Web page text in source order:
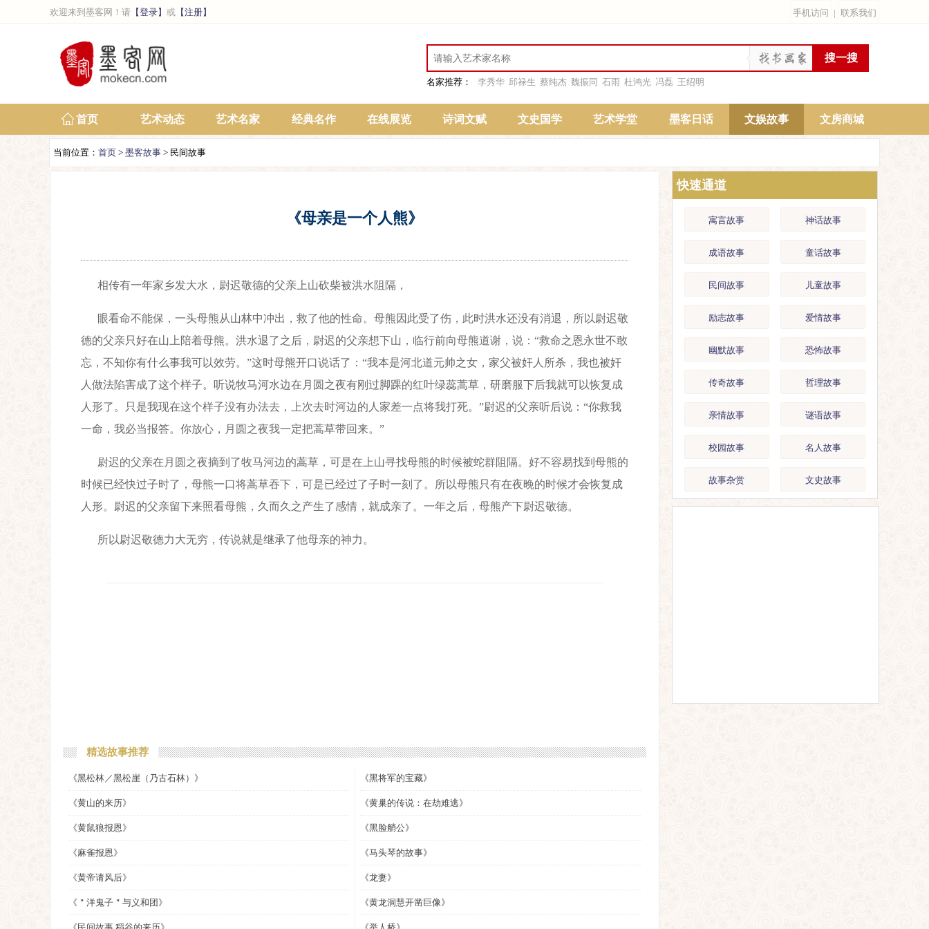
欢迎来到墨客网！请 【登录】 或 【注册】 手机访问 | 联系我们
名家推荐： 李秀华 邱禄生 蔡纯杰 魏振同 石雨 杜鸿光 冯磊 王绍明
首页 艺术动态 艺术名家 经典名作 在线展览 诗词文赋 文史国学 艺术学堂 墨客日话 文娱故事 文房商城
当前位置： 首页 > 墨客故事 > 民间故事
《母亲是一个人熊》
相传有一年家乡发大水，尉迟敬德的父亲上山砍柴被洪水阻隔，
眼看命不能保，一头母熊从山林中冲出，救了他的性命。母熊因此受了伤，此时洪水还没有消退，所以尉迟敬
德的父亲只好在山上陪着母熊。洪水退了之后，尉迟的父亲想下山，临行前向母熊道谢，说：“救命之恩永世不敢
忘，不知你有什么事我可以效劳。”这时母熊开口说话了：“我本是河北道元帅之女，家父被奸人所杀，我也被奸
人做法陷害成了这个样子。听说牧马河水边在月圆之夜有刚过脚踝的红叶绿蕊蒿草，研磨服下后我就可以恢复成
人形了。只是我现在这个样子没有办法去，上次去时河边的人家差一点将我打死。”尉迟的父亲听后说：“你救我
一命，我必当报答。你放心，月圆之夜我一定把蒿草带回来。”
尉迟的父亲在月圆之夜摘到了牧马河边的蒿草，可是在上山寻找母熊的时候被蛇群阻隔。好不容易找到母熊的
时候已经快过子时了，母熊一口将蒿草吞下，可是已经过了子时一刻了。所以母熊只有在夜晚的时候才会恢复成
人形。尉迟的父亲留下来照看母熊，久而久之产生了感情，就成亲了。一年之后，母熊产下尉迟敬德。
所以尉迟敬德力大无穷，传说就是继承了他母亲的神力。
精选故事推荐
《黑松林／黑松崖（乃古石林）》 《黑将军的宝藏》
《黄山的来历》 《黄巢的传说：在劫难逃》
《黄鼠狼报恩》 《黑脸艄公》
《麻雀报恩》 《马头琴的故事》
《黄帝请风后》 《龙妻》
《＂洋鬼子＂与义和团》 《黄龙洞慧开凿巨像》
快速通道
寓言故事 神话故事
成语故事 童话故事
民间故事 儿童故事
励志故事 爱情故事
幽默故事 恐怖故事
传奇故事 哲理故事
亲情故事 谜语故事
校园故事 名人故事
故事杂赏 文史故事